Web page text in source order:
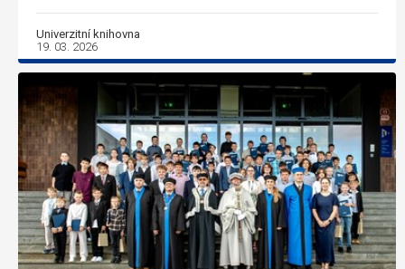
Univerzitní knihovna
19. 03. 2026